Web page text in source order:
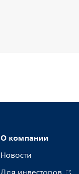
О компании
Новости